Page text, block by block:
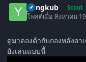
yungkub Scout
โพสต์เมื่อ สิงหาคม
ดูมาดองด้ากับกองหลังอ
ยังเล่นแบบนี้